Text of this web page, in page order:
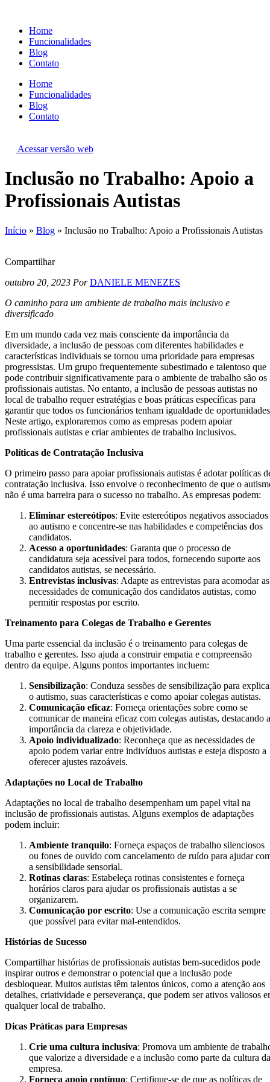
conteúdo
Home
Funcionalidades
Blog
Contato
Home
Funcionalidades
Blog
Contato
Acessar versão web
Inclusão no Trabalho: Apoio a
Profissionais Autistas
Início » Blog » Inclusão no Trabalho: Apoio a Profissionais Autistas
Compartilhar
outubro 20, 2023 Por DANIELE MENEZES
O caminho para um ambiente de trabalho mais inclusivo e
diversificado
Em um mundo cada vez mais consciente da importância da
diversidade, a inclusão de pessoas com diferentes habilidades e
características individuais se tornou uma prioridade para empresas
progressistas. Um grupo frequentemente subestimado e talentoso que
pode contribuir significativamente para o ambiente de trabalho são os
profissionais autistas. No entanto, a inclusão de pessoas autistas no
local de trabalho requer estratégias e boas práticas específicas para
garantir que todos os funcionários tenham igualdade de
Neste artigo, exploraremos como as empresas podem apoiar
profissionais autistas e criar ambientes de trabalho inclusivos.
Políticas de Contratação Inclusiva
O primeiro passo para apoiar profissionais autistas é adotar políticas
contratação inclusiva. Isso envolve o reconhecimento de que o
não é uma barreira para o sucesso no trabalho. As empresas podem:
Eliminar estereótipos: Evite estereótipos negativos associados
ao autismo e concentre-se nas habilidades e competências dos
candidatos.
Acesso a oportunidades: Garanta que o processo de
candidatura seja acessível para todos, fornecendo suporte aos
candidatos autistas, se necessário.
Entrevistas inclusivas: Adapte as entrevistas para acomodar as
necessidades de comunicação dos candidatos autistas, como
permitir respostas por escrito.
Treinamento para Colegas de Trabalho e Gerentes
Uma parte essencial da inclusão é o treinamento para colegas de
trabalho e gerentes. Isso ajuda a construir empatia e compreensão
dentro da equipe. Alguns pontos importantes incluem:
Sensibilização: Conduza sessões de sensibilização para
o autismo, suas características e como apoiar colegas autistas.
Comunicação eficaz: Forneça orientações sobre como se
comunicar de maneira eficaz com colegas autistas, destacando a
importância da clareza e objetividade.
Apoio individualizado: Reconheça que as necessidades de
apoio podem variar entre indivíduos autistas e esteja disposto a
oferecer ajustes razoáveis.
Adaptações no Local de Trabalho
Adaptações no local de trabalho desempenham um papel vital na
inclusão de profissionais autistas. Alguns exemplos de adaptações
podem incluir:
Ambiente tranquilo: Forneça espaços de trabalho silenciosos
ou fones de ouvido com cancelamento de ruído para ajudar
a sensibilidade sensorial.
Rotinas claras: Estabeleça rotinas consistentes e forneça
horários claros para ajudar os profissionais autistas a se
organizarem.
Comunicação por escrito: Use a comunicação escrita sempre
que possível para evitar mal-entendidos.
Histórias de Sucesso
Compartilhar histórias de profissionais autistas bem-sucedidos pode
inspirar outros e demonstrar o potencial que a inclusão pode
desbloquear. Muitos autistas têm talentos únicos, como a atenção aos
detalhes, criatividade e perseverança, que podem ser ativos valiosos
qualquer local de trabalho.
Dicas Práticas para Empresas
Crie uma cultura inclusiva: Promova um ambiente de
que valorize a diversidade e a inclusão como parte da cultura da
empresa.
Forneça apoio contínuo: Certifique-se de que as políticas de